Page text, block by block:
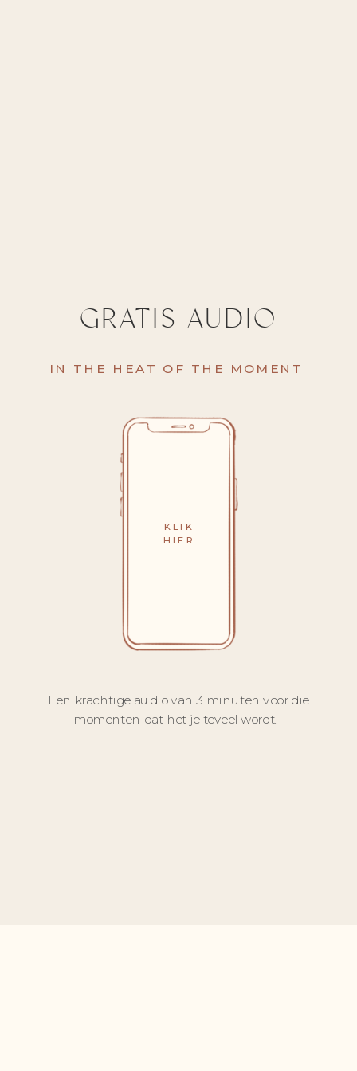
GRATIS AUDIO
Een krachtige audio van 3 minuten voor die
momenten dat het je teveel wordt.
IN THE HEAT OF THE MOMENT
KLIK
HIER